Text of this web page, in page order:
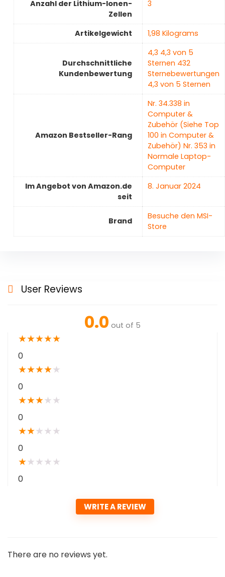
Anzahl der Lithium-Ionen-
Zellen
3
Artikelgewicht ‎1,98 Kilograms
Durchschnittliche
Kundenbewertung
4,3 4,3 von 5
Sternen 432
Sternebewertungen
4,3 von 5 Sternen
Amazon Bestseller-Rang
Nr. 34.338 in
Computer &
Zubehör (Siehe Top
100 in Computer &
Zubehör) Nr. 353 in
Normale Laptop-
Computer
Im Angebot von Amazon.de
seit
8. Januar 2024
Brand
Besuche den MSI-
Store
User Reviews
0.0 out of 5
★★★★★
0
★★★★★
0
★★★★ ★
0
★★★ ★ ★
0
★★ ★ ★ ★
0
WRITE A REVIEW
There are no reviews yet.